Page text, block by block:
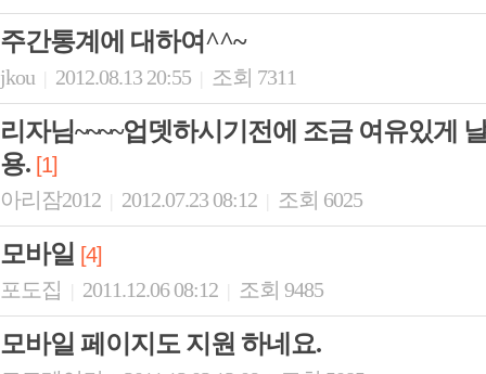
주간통계에 대하여^^~
jkou 2012.08.13 20:55 조회 7311
리자님~~~~업뎃하시기전에 조금 여유있게
용. [1]
아리잠2012
2012.07.23 08:12 조회 6025
모바일 [4]
포도집
2011.12.06 08:12 조회 9485
모바일 페이지도 지원 하네요.